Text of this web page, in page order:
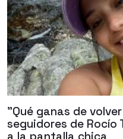
"Qué ganas de
seguidores de Rocío